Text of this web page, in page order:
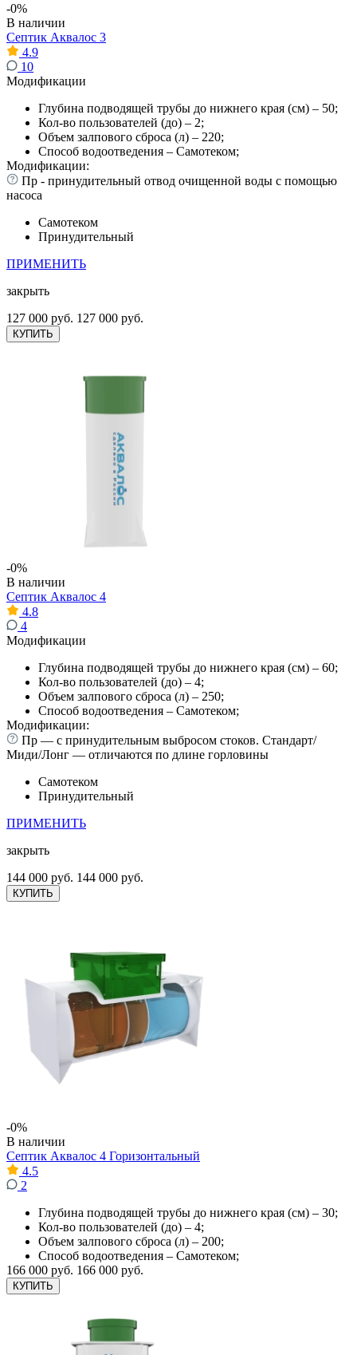
-0%
В наличии
Септик Аквалос 3
4.9
10
Модификации
Глубина подводящей трубы до нижнего края (см) – 50;
Кол-во пользователей (до) – 2;
Объем залпового сброса (л) – 220;
Способ водоотведения – Самотеком;
Модификации:
Пр - принудительный отвод очищенной воды с помощью
насоса
Самотеком
Принудительный
ПРИМЕНИТЬ
закрыть
127 000 руб. 127 000 руб.
КУПИТЬ
-0%
В наличии
Септик Аквалос 4
4.8
4
Модификации
Глубина подводящей трубы до нижнего края (см) – 60;
Кол-во пользователей (до) – 4;
Объем залпового сброса (л) – 250;
Способ водоотведения – Самотеком;
Модификации:
Пр — с принудительным выбросом стоков. Стандарт/
Миди/Лонг — отличаются по длине горловины
Самотеком
Принудительный
ПРИМЕНИТЬ
закрыть
144 000 руб. 144 000 руб.
КУПИТЬ
-0%
В наличии
Септик Аквалос 4 Горизонтальный
4.5
2
Глубина подводящей трубы до нижнего края (см) – 30;
Кол-во пользователей (до) – 4;
Объем залпового сброса (л) – 200;
Способ водоотведения – Самотеком;
166 000 руб. 166 000 руб.
КУПИТЬ